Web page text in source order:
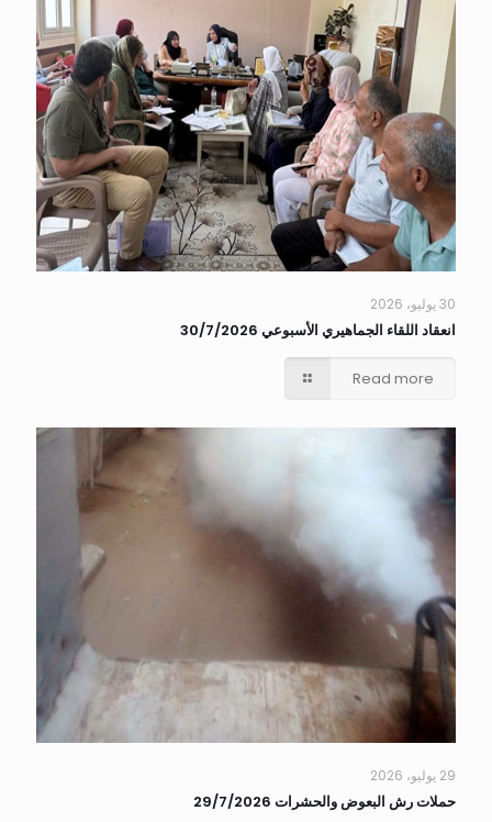
30 يوليو، 2026
انعقاد اللقاء الجماهيري الأسبوعي 30/7/2026
Read more
29 يوليو، 2026
حملات رش البعوض والحشرات 29/7/2026